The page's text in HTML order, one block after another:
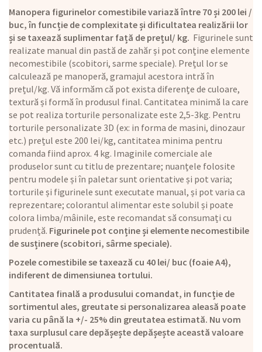
Manopera figurinelor comestibile variază între 70 și 200 lei /
buc, în funcție de complexitate și dificultatea realizării lor
și se taxează suplimentar față de prețul/ kg. Figurinele sunt
realizate manual din pastă de zahăr și pot conține elemente
necomestibile (scobitori, sarme speciale). Prețul lor se
calculează pe manoperă, gramajul acestora intră în
prețul/kg. Vă informăm că pot exista diferențe de culoare,
textură și formă în produsul final. Cantitatea minimă la care
se pot realiza torturile personalizate este 2,5-3kg. Pentru
torturile personalizate 3D (ex: in forma de masini, dinozaur
etc.) prețul este 200 lei/kg, cantitatea minima pentru
comanda fiind aprox. 4 kg. Imaginile comerciale ale
produselor sunt cu titlu de prezentare; nuanțele folosite
pentru modele și în paletar sunt orientative și pot varia;
torturile și figurinele sunt executate manual, și pot varia ca
reprezentare; colorantul alimentar este solubil și poate
colora limba/mâinile, este recomandat să consumați cu
prudență. Figurinele pot conține și elemente necomestibile
de susținere (scobitori, sârme speciale).
Pozele comestibile se taxează cu 40 lei/ buc (foaie A4),
indiferent de dimensiunea tortului.
Cantitatea finală a produsului comandat, in funcție de
sortimentul ales, greutate si personalizarea aleasă poate
varia cu până la +/- 25% din greutatea estimată. Nu vom
taxa surplusul care depășește depășește această valoare
procentuală.